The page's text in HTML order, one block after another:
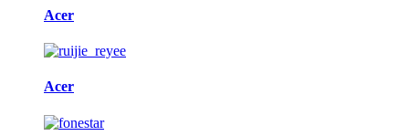
Acer
Acer